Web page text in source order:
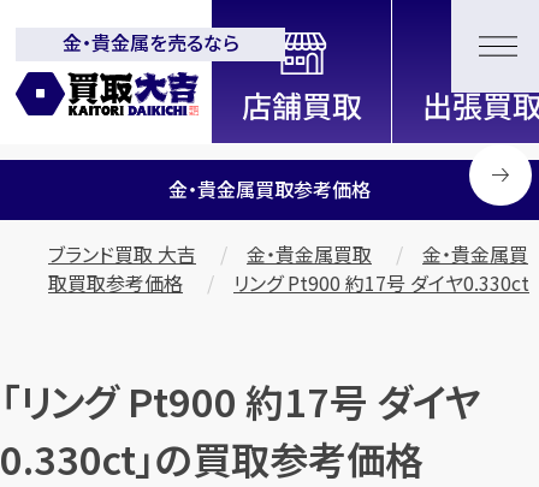
全国2200店舗以上展開中！
信頼と実績の買取専門店「買取大
吉」
金・貴金属を売るなら
金・貴金属買取参考価格
ブランド買取 大吉 金・貴金属買取
金・貴金属買
取買取参考価格
リング Pt900 約17号 ダイヤ0.330ct
「リング Pt900 約17号 ダイヤ
0.330ct」の買取参考価格